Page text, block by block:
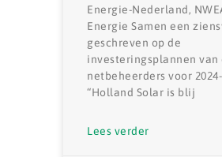
Energie-Nederland,
Energie Samen een
geschreven op de
investeringsplannen van
netbeheerders voor 2024-
“Holland Solar is blij
Lees verder